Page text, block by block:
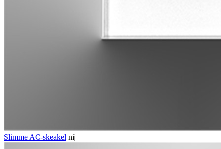
Slimme AC-skeakel nij